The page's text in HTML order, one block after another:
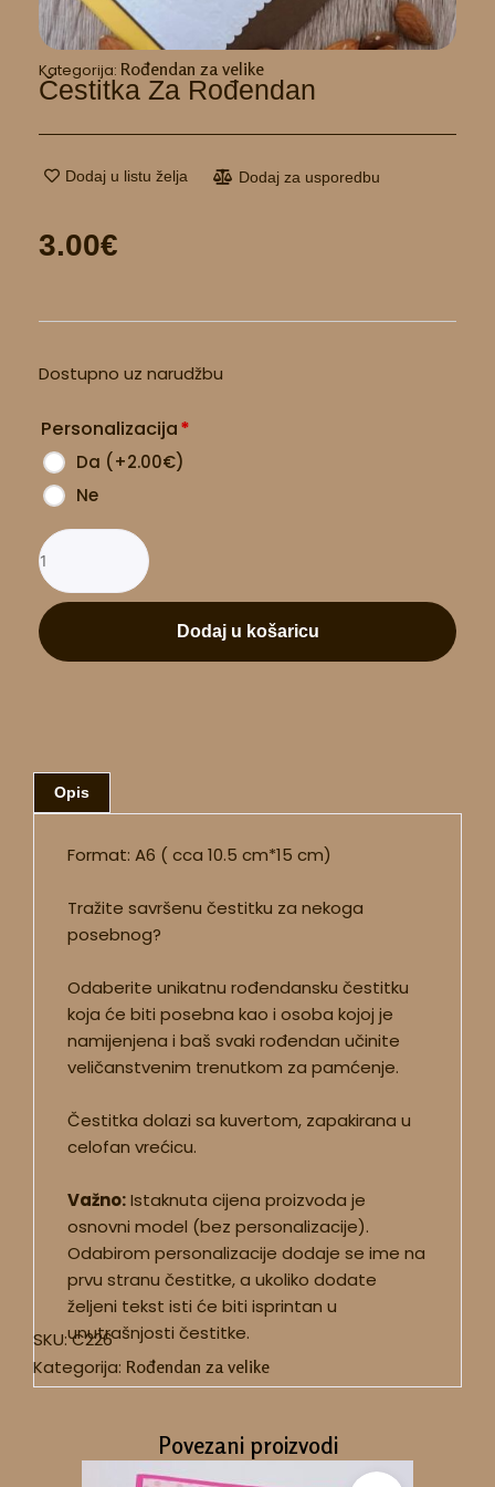
Kategorija: Rođendan za velike
Čestitka Za Rođendan
Dodaj u listu želja Dodaj za usporedbu
3.00€
Dostupno uz narudžbu
Personalizacija*
Da (+2.00€)
Ne
za
količina
Dodaj u košaricu
Opis
Format: A6 ( cca 10.5 cm*15 cm)
Tražite savršenu čestitku za nekoga
posebnog?
Odaberite unikatnu rođendansku čestitku
koja će biti posebna kao i osoba kojoj je
namijenjena i baš svaki rođendan učinite
veličanstvenim trenutkom za pamćenje.
Čestitka dolazi sa kuvertom, zapakirana u
celofan vrećicu.
Važno:Istaknuta cijena proizvoda je
osnovni model (bez personalizacije).
Odabirom personalizacije dodaje se ime na
prvu stranu čestitke, a ukoliko dodate
željeni tekst isti će biti isprintan u
unutrašnjosti čestitke.
SKU:C226
Kategorija: Rođendan za velike
Povezani proizvodi